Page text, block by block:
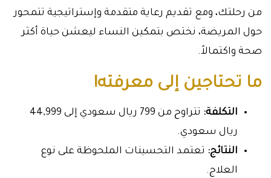
من رحلتك، ومع تقديم رعاية متقدمة وإستراتيجية تتمحور
حول المريضة، نختص بتمكين النساء ليعشن حياة أكثر
صحة واكتمالاً.
ما تحتاجين إلى معرفته!
التكلفة:
تتراوح من 799 ريال سعودي إلى 44,999
ريال سعودي.
النتائج: تعتمد التحسينات الملحوظة على نوع
العلاج.